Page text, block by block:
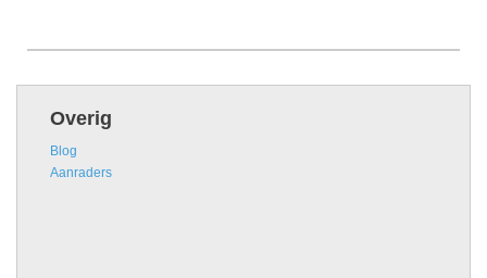
Overig
Blog
Aanraders